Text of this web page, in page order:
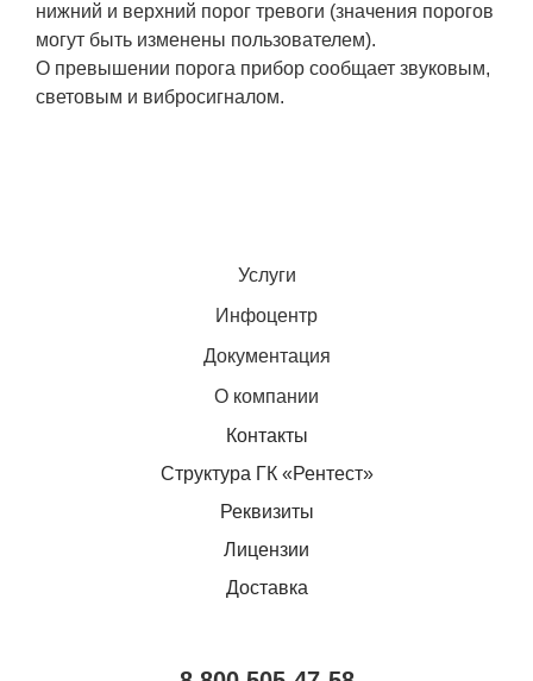
нижний и верхний порог тревоги (значения порогов
могут быть изменены пользователем).
О превышении порога прибор сообщает звуковым,
световым и вибросигналом.
Услуги
Инфоцентр
Документация
О компании
Контакты
Структура ГК «Рентест»
Реквизиты
Лицензии
Доставка